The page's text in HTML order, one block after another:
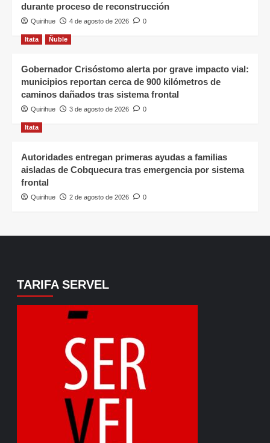
durante proceso de reconstrucción
Quirihue 4 de agosto de 2026 0
Itata Ñuble
Gobernador Crisóstomo alerta por grave impacto vial:
municipios reportan cerca de 900 kilómetros de
caminos dañados tras sistema frontal
Quirihue 3 de agosto de 2026 0
Itata
Autoridades entregan primeras ayudas a familias
aisladas de Cobquecura tras emergencia por sistema
frontal
Quirihue 2 de agosto de 2026 0
TARIFA SERVEL